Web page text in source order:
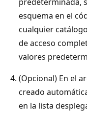
esquema en el
cualquier
de acceso
valores
(Opcional) En el
creado
en la lista